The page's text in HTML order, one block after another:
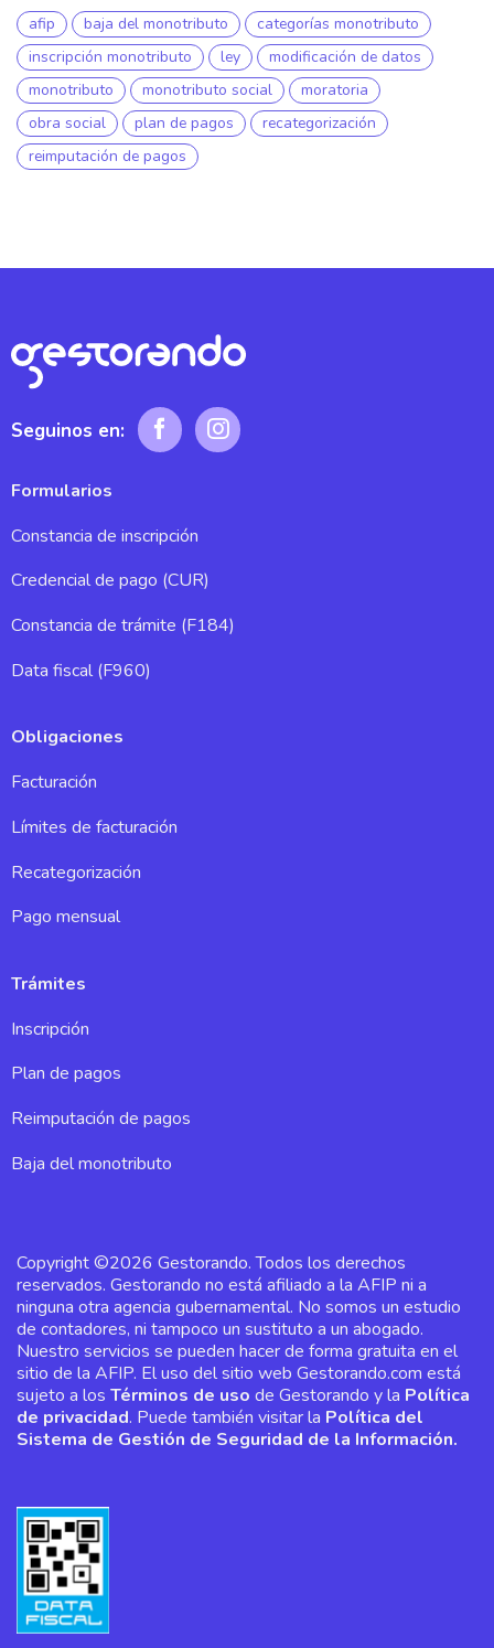
afip baja del monotributo
categorías monotributo
inscripción monotributo
ley
modificación de datos
monotributo
monotributo social
moratoria
obra social
plan de pagos
recategorización
reimputación de pagos
Seguinos en:
Formularios
Constancia de inscripción
Credencial de pago (CUR)
Constancia de trámite (F184)
Data fiscal (F960)
Obligaciones
Facturación
Límites de facturación
Recategorización
Pago mensual
Trámites
Inscripción
Plan de pagos
Reimputación de pagos
Baja del monotributo
Copyright ©2026 Gestorando. Todos los derechos
reservados. Gestorando no está afiliado a la AFIP ni a
ninguna otra agencia gubernamental. No somos un estudio
de contadores, ni tampoco un sustituto a un abogado.
Nuestro servicios se pueden hacer de forma gratuita en el
sitio de la AFIP. El uso del sitio web Gestorando.com está
sujeto a los Términos de uso de Gestorando y la Política
de privacidad. Puede también visitar la Política del
Sistema de Gestión de Seguridad de la Información.